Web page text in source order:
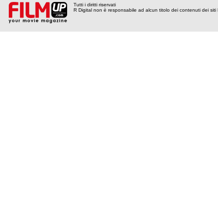
Tutti i diritti riservati
R Digital non è responsabile ad alcun titolo dei contenuti dei siti